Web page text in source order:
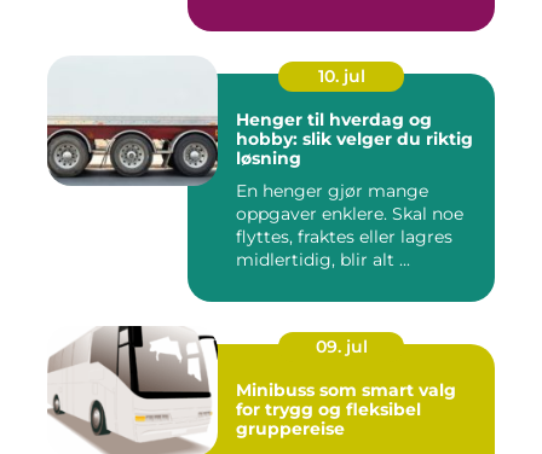
10. jul
Henger til hverdag og
hobby: slik velger du riktig
løsning
En henger gjør mange
oppgaver enklere. Skal noe
flyttes, fraktes eller lagres
midlertidig, blir alt ...
09. jul
Minibuss som smart valg
for trygg og fleksibel
gruppereise